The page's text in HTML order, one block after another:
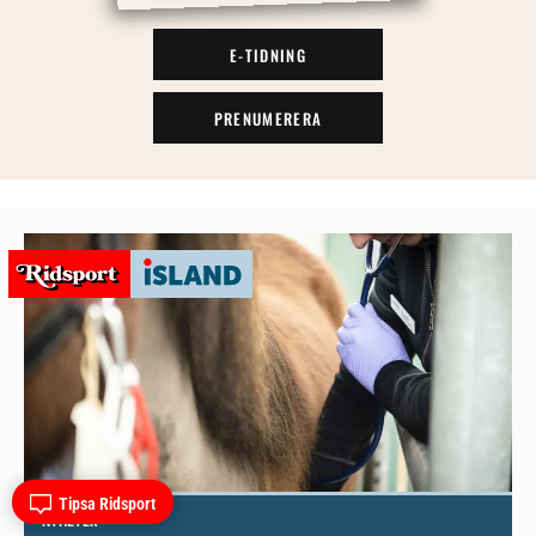
E-TIDNING
PRENUMERERA
NYHETER
Tipsa Ridsport